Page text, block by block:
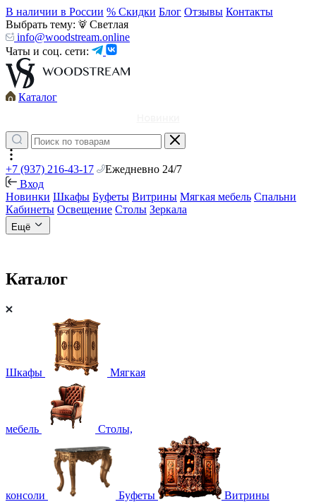
В наличии в России % Скидки Блог Отзывы Контакты
Выбрать тему:
Светлая
info@woodstream.online
Чаты и соц. сети:
Каталог
+7 (937) 216-43-17
Ежедневно 24/7
Вход
Новинки Шкафы Буфеты Витрины Мягкая мебель Спальни
Кабинеты Освещение Столы Зеркала
Ещё
Каталог
Шкафы Мягкая
мебель Столы,
консоли Буфеты Витрины